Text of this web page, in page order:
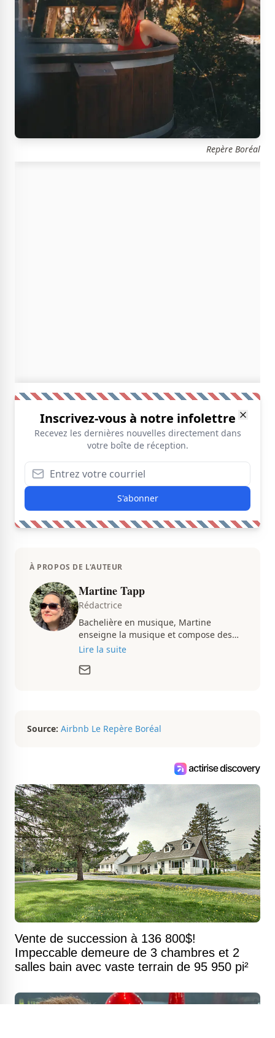
Repère Boréal
Inscrivez-vous à notre infolettre
Recevez les dernières nouvelles directement dans
votre boîte de réception.
S'abonner
À PROPOS DE L'AUTEUR
Martine Tapp
Rédactrice
Bachelière en musique, Martine
enseigne la musique et compose des
pièces musicales pendant ses temps
d’aménagement intérieur, elle suit de
Lire la suite
Source: Airbnb Le Repère Boréal
Vente de succession à 136 800$!
Impeccable demeure de 3 chambres et 2
salles bain avec vaste terrain de 95 950 pi²